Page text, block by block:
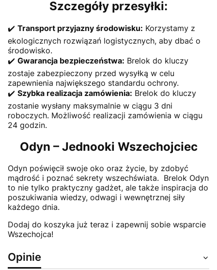
Szczegóły przesyłki:
✔️ Transport przyjazny środowisku: Korzystamy z
ekologicznych rozwiązań logistycznych, aby dbać o
środowisko.
✔️ Gwarancja bezpieczeństwa: Brelok do kluczy
zostaje zabezpieczony przed wysyłką w celu
zapewnienia największego standardu ochrony.
✔️ Szybka realizacja zamówienia: Brelok do kluczy
zostanie wysłany maksymalnie w ciągu 3 dni
roboczych. Możliwość realizacji zamówienia w ciągu
24 godzin.
Odyn – Jednooki Wszechojciec
Odyn poświęcił swoje oko oraz życie, by zdobyć
mądrość i poznać sekrety wszechświata. Brelok Odyn
to nie tylko praktyczny gadżet, ale także inspiracja do
poszukiwania wiedzy, odwagi i wewnętrznej siły
każdego dnia.
Dodaj do koszyka już teraz i zapewnij sobie wsparcie
Wszechojca!
Opinie